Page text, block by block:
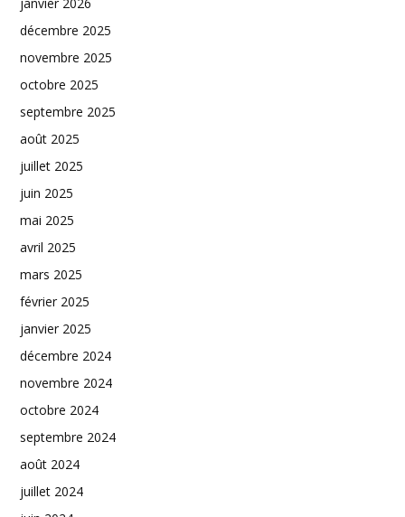
janvier 2026
décembre 2025
novembre 2025
octobre 2025
septembre 2025
août 2025
juillet 2025
juin 2025
mai 2025
avril 2025
mars 2025
février 2025
janvier 2025
décembre 2024
novembre 2024
octobre 2024
septembre 2024
août 2024
juillet 2024